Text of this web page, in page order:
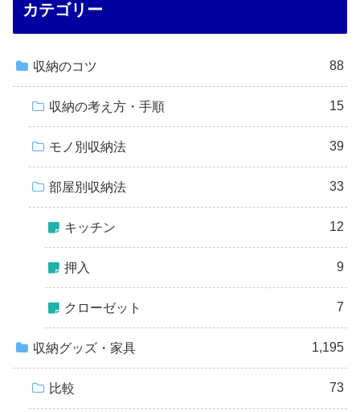
カテゴリー
収納のコツ 88
収納の考え方・手順 15
モノ別収納法 39
部屋別収納法 33
キッチン 12
押入 9
クローゼット 7
収納グッズ・家具 1,195
比較 73